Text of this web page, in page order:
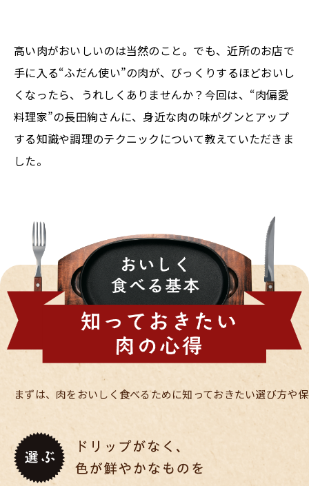
高い肉がおいしいのは当然のこと。でも、近所のお店で
手に入る“ふだん使い”の肉が、びっくりするほどおいし
くなったら、うれしくありませんか？今回は、“肉偏愛
料理家”の長田絢さんに、身近な肉の味がグンとアップ
する知識や調理のテクニックについて教えていただきま
した。
まずは、肉をおいしく食べるために知っておきたい選び方や